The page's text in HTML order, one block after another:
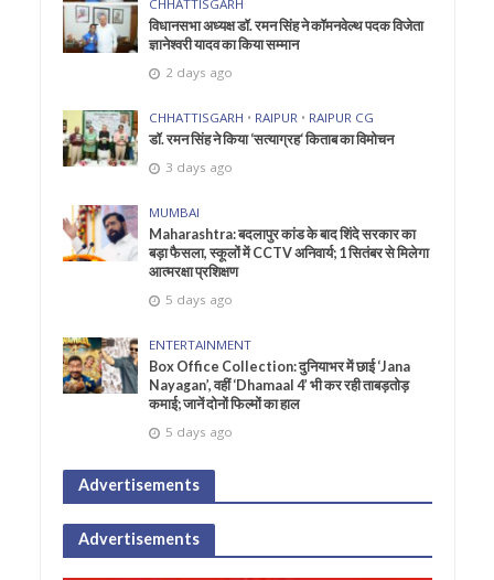
CHHATTISGARH
विधानसभा अध्यक्ष डॉ. रमन सिंह ने कॉमनवेल्थ पदक विजेता
ज्ञानेश्वरी यादव का किया सम्मान
2 days ago
CHHATTISGARH • RAIPUR • RAIPUR CG
डॉ. रमन सिंह ने किया ‘सत्याग्रह‘ किताब का विमोचन
3 days ago
MUMBAI
Maharashtra: बदलापुर कांड के बाद शिंदे सरकार का
बड़ा फैसला, स्कूलों में CCTV अनिवार्य; 1 सितंबर से मिलेगा
आत्मरक्षा प्रशिक्षण
5 days ago
ENTERTAINMENT
Box Office Collection: दुनियाभर में छाई ‘Jana
Nayagan’, वहीं ‘Dhamaal 4’ भी कर रही ताबड़तोड़
कमाई; जानें दोनों फिल्मों का हाल
5 days ago
Advertisements
Advertisements